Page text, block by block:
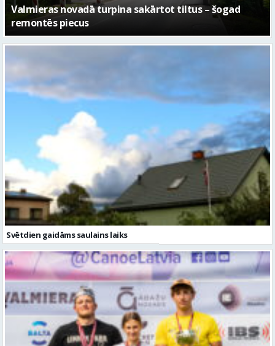
No pagaidu teātra līdz laikmetīgās kultūras centram
– kā attīstīsies “Kurtuve”
Svētdien gaidāms saulains laiks